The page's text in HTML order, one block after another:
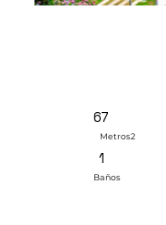
67
Metros2
1
Baños